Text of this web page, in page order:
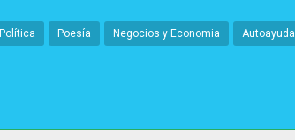
Política Poesía Negocios y Economia Autoayuda